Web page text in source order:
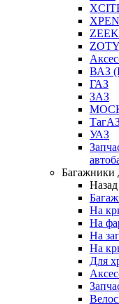
ВАЗ
ГАЗ
ЗАЗ
УАЗ
Багажники
Назад
На
На
На
На
Для